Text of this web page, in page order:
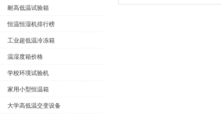
耐高低温试验箱
恒温恒湿机排行榜
工业超低温冷冻箱
温湿度箱价格
学校环境试验机
家用小型恒温箱
大学高低温交变设备